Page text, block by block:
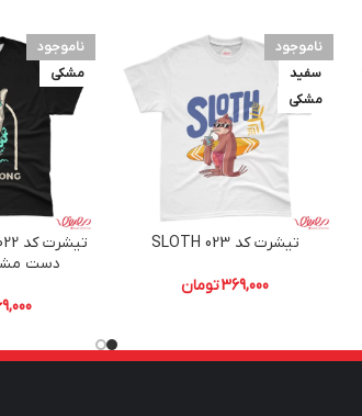
ناموجود
سفید
مشکی
تیشرت کد 023 SLOTH
369,000تومان
ناموجود
مشکی
دست مشت